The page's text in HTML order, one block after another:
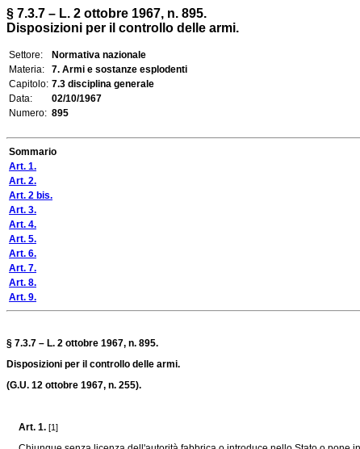
§ 7.3.7 – L. 2 ottobre 1967, n. 895.
Disposizioni per il controllo delle armi.
Settore:
Normativa nazionale
Materia:
7. Armi e sostanze esplodenti
Capitolo: 7.3 disciplina generale
Data:
02/10/1967
Numero: 895
Sommario
Art. 1.
Art. 2.
Art. 2 bis.
Art. 3.
Art. 4.
Art. 5.
Art. 6.
Art. 7.
Art. 8.
Art. 9.
§ 7.3.7 – L. 2 ottobre 1967, n. 895.
Disposizioni per il controllo delle armi.
(G.U. 12 ottobre 1967, n. 255).
Art. 1. [1]